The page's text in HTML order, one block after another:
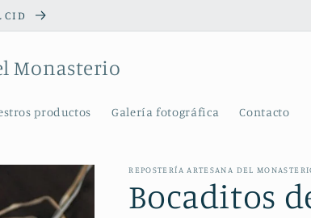
CID
Monasterio
productos Galería fotográfica Contacto
REPOSTERÍA ARTESANA DEL
Bocaditos